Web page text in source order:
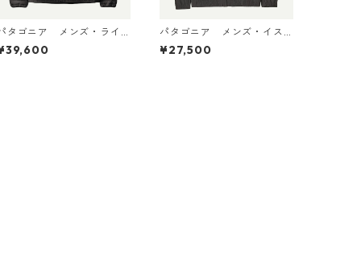
タゴニア メンズ・ライ
ウェイト・ダウン・セー
ー・カーディガン Black
パタゴニア メンズ・イス
マス・アンラインド・ジャ
ケット Ink Black 20455 日
¥27,500